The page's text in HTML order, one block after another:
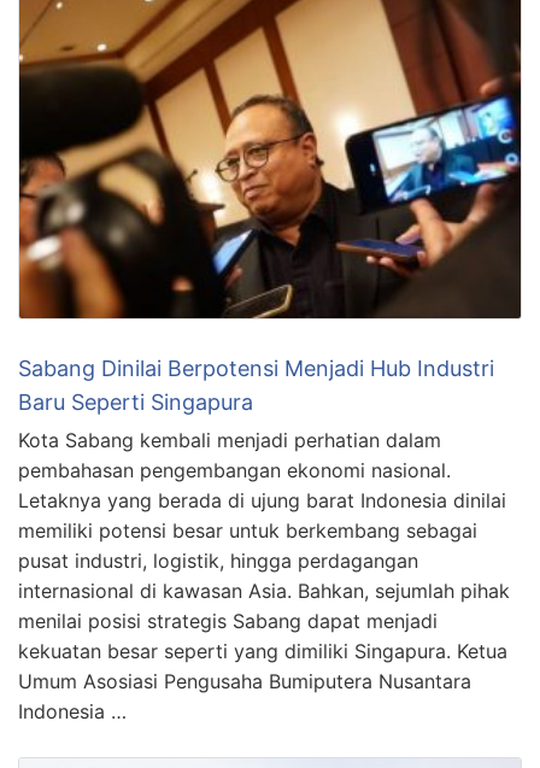
Sabang Dinilai Berpotensi Menjadi Hub Industri
Baru Seperti Singapura
Kota Sabang kembali menjadi perhatian dalam
pembahasan pengembangan ekonomi nasional.
Letaknya yang berada di ujung barat Indonesia dinilai
memiliki potensi besar untuk berkembang sebagai
pusat industri, logistik, hingga perdagangan
internasional di kawasan Asia. Bahkan, sejumlah pihak
menilai posisi strategis Sabang dapat menjadi
kekuatan besar seperti yang dimiliki Singapura. Ketua
Umum Asosiasi Pengusaha Bumiputera Nusantara
Indonesia …